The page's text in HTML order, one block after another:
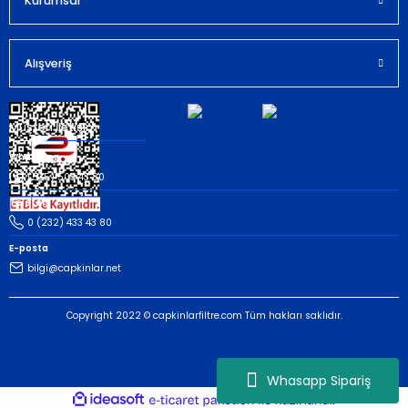
Whasapp Sipariş
Alışveriş
Müşteri İletişim
Whatsapp
(535) 503 43 80
Telefon
0 (232) 433 43 80
E-posta
bilgi@capkinlar.net
Copyright 2022 © capkinlarfiltre.com Tüm hakları saklıdır.
ideasoft